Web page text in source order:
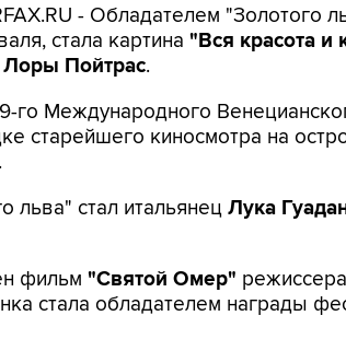
- Обладателем "Золотого
стала картина "Вся красота и
Лоры Пойтрас.
го Международного
старейшего киносмотра на
льва" стал итальянец Лука
фильм "Святой Омер" режиссера
стала обладателем награды